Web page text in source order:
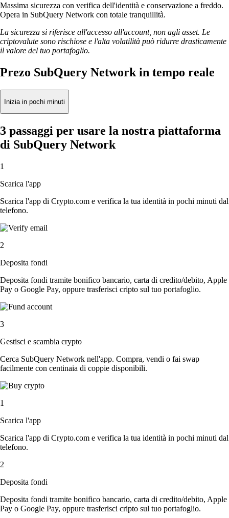
Massima sicurezza con verifica dell'identità e conservazione a freddo.
Opera in SubQuery Network con totale tranquillità.
La sicurezza si riferisce all'accesso all'account, non agli asset. Le
criptovalute sono rischiose e l'alta volatilità può ridurre drasticamente
il valore del tuo portafoglio.
Prezo SubQuery Network in tempo reale
Inizia in pochi minuti
3 passaggi per usare la nostra piattaforma
di SubQuery Network
1
Scarica l'app
Scarica l'app di Crypto.com e verifica la tua identità in pochi minuti dal
telefono.
2
Deposita fondi
Deposita fondi tramite bonifico bancario, carta di credito/debito, Apple
Pay o Google Pay, oppure trasferisci cripto sul tuo portafoglio.
3
Gestisci e scambia crypto
Cerca SubQuery Network nell'app. Compra, vendi o fai swap
facilmente con centinaia di coppie disponibili.
1
Scarica l'app
Scarica l'app di Crypto.com e verifica la tua identità in pochi minuti dal
telefono.
2
Deposita fondi
Deposita fondi tramite bonifico bancario, carta di credito/debito, Apple
Pay o Google Pay, oppure trasferisci cripto sul tuo portafoglio.